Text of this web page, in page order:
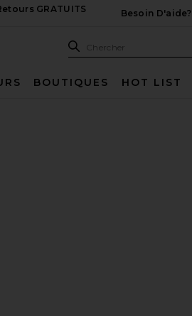
GRATUITS
Besoin D'aide?
Chercher
BOUTIQUES HOT LIST